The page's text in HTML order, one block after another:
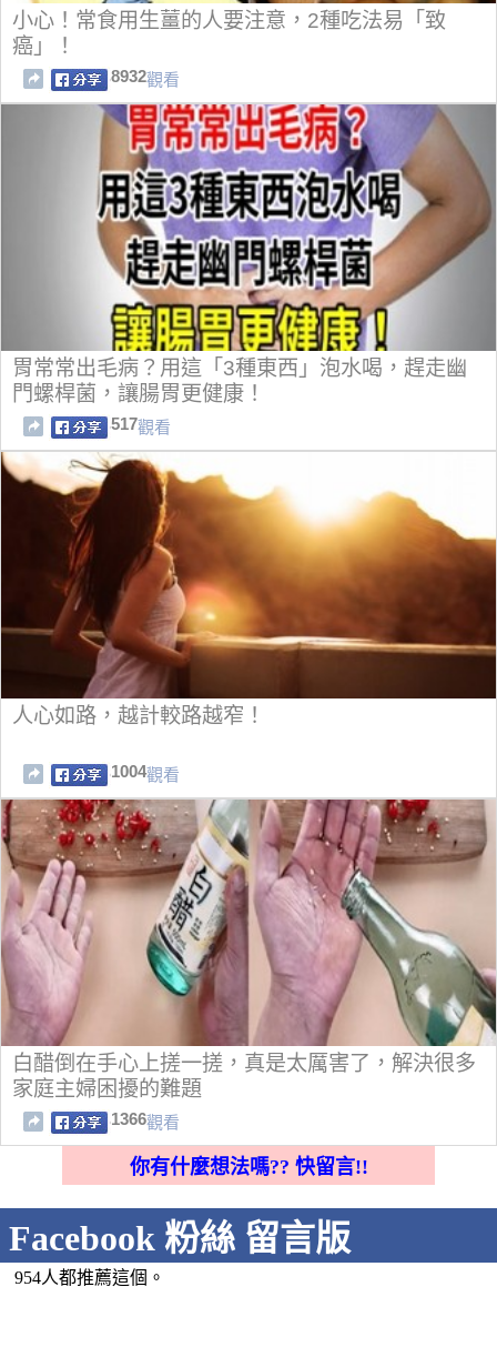
小心！常食用生薑的人要注意，2種吃法易「致
癌」！
8932觀看
胃常常出毛病？用這「3種東西」泡水喝，趕走幽
門螺桿菌，讓腸胃更健康！
517觀看
人心如路，越計較路越窄！
1004觀看
白醋倒在手心上搓一搓，真是太厲害了，解決很多
家庭主婦困擾的難題
1366觀看
你有什麼想法嗎?? 快留言!!
Facebook 粉絲 留言版
954人都推薦這個。